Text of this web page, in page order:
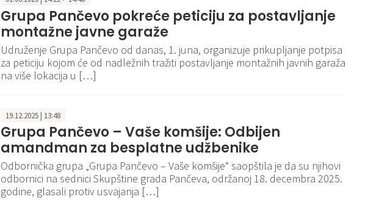
Grupa Pančevo pokreće peticiju za postavljanje
montažne javne garaže
Udruženje Grupa Pančevo od danas, 1. juna, organizuje prikupljanje potpisa
za peticiju kojom će od nadležnih tražiti postavljanje montažnih javnih garaža
na više lokacija u […]
19.12.2025 | 13:48
Grupa Pančevo – Vaše komšije: Odbijen
amandman za besplatne udžbenike
Odbornička grupa „Grupa Pančevo – Vaše komšije“ saopštila je da su njihovi
odbornici na sednici Skupštine grada Pančeva, održanoj 18. decembra 2025.
godine, glasali protiv usvajanja […]